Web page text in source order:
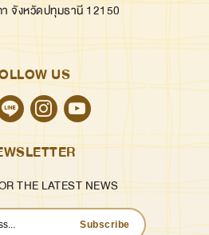
จังหวัดปทุมธานี 12150
US
THE LATEST NEWS
Subscribe